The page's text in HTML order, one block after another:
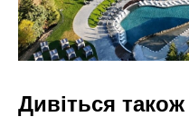
Дивіться також